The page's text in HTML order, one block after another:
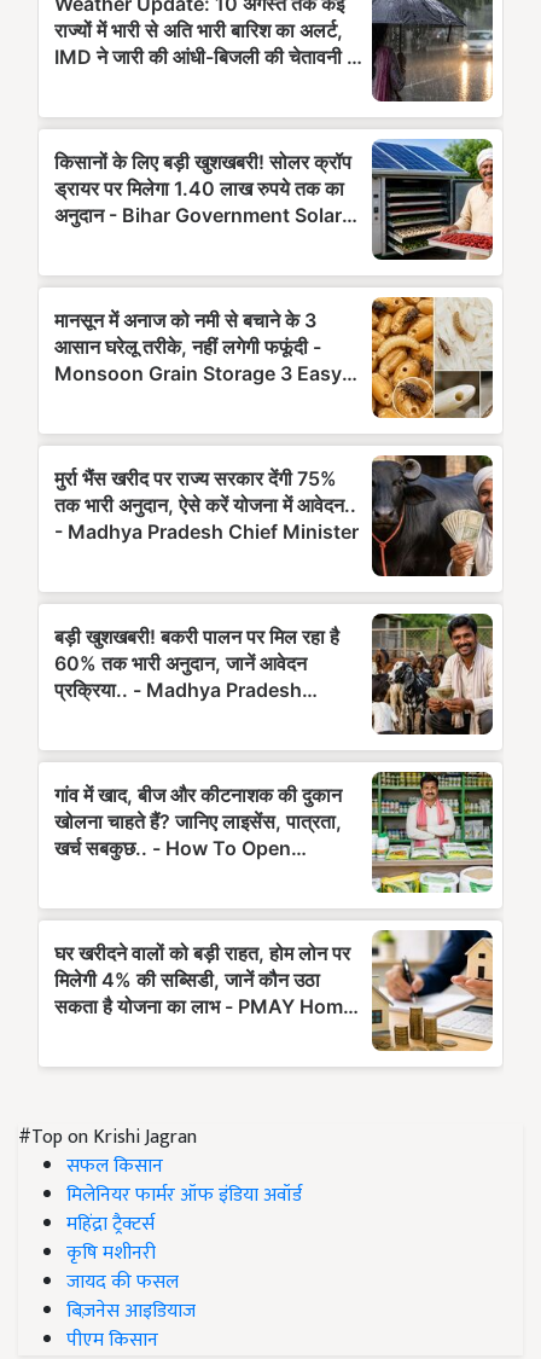
#Top on Krishi Jagran
सफल किसान
मिलेनियर फार्मर ऑफ इंडिया अवॉर्ड
महिंद्रा ट्रैक्टर्स
कृषि मशीनरी
जायद की फसल
बिज़नेस आइडियाज
पीएम किसान